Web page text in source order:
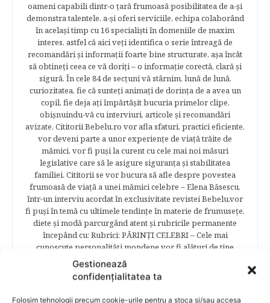
Gestionează
confidențialitatea ta
Folosim tehnologii precum cookie-urile pentru a stoca și/sau accesa
oameni capabili dintr-o ţară frumoasă posibilitatea de a-şi
demonstra talentele, a-şi oferi serviciile, echipa colaborând
în acelaşi timp cu 16 specialişti în domeniile de maxim
interes, astfel că aici veţi identifica o serie întreagă de
recomandări şi informaţii foarte bine structurate, aşa încât
să obtineţi ceea ce vă doriţi – o informaţie corectă, clară şi
sigură. În cele 84 de secțuni vă stârnim, lună de lună,
curiozitatea, fie că sunteţi animaţi de dorinţa de a avea un
copil, fie deja aţi împărtăşit bucuria primelor clipe,
obişnuindu-vă cu interviuri, articole şi recomandări
avizate. Cititorii Bebelu.ro vor afla sfaturi, practici eficiente,
vor deveni parte a unor experienţe de viaţă trăite de
mămici, vor fi puşi la curent cu cele mai noi măsuri
legislative care să le asigure siguranţa şi stabilitatea
familiei. Cititorii se vor bucura să afle despre povestea
frumoasă de viață a unei mămici celebre – Elena Băsescu,
într-un interviu acordat în exclusivitate revistei Bebelu,vor
fi puşi în temă cu ultimele tendinţe în materie de frumuseţe,
diete şi modă parcurgând atent şi rubricile permanente
începând cu: Rubrici: PĂRINŢI CELEBRI – Cele mai
cunoscute personalităţi mondene vor fi alături de tine
pentru a te îndruma, oferindu-ţi un sfat din experienţa lor
de părinte. SARCINA ŞI NAŞTEREA – este un capitol
destinat celor 9 luni de viaţă intrauterină. Vor fi prezentate
informaţii referitoare la simptomatologia primelor zile de